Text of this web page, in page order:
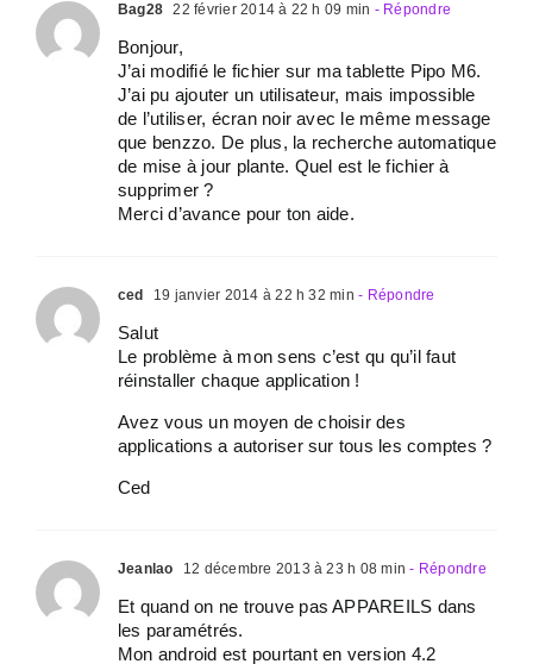
Bag28 22 février 2014 à 22 h 09 min - Répondre
Bonjour,
J’ai modifié le fichier sur ma tablette Pipo M6.
J’ai pu ajouter un utilisateur, mais impossible
de l’utiliser, écran noir avec le même message
que benzzo. De plus, la recherche automatique
de mise à jour plante. Quel est le fichier à
supprimer ?
Merci d’avance pour ton aide.
ced 19 janvier 2014 à 22 h 32 min - Répondre
Salut
Le problème à mon sens c’est qu qu’il faut
réinstaller chaque application !
Avez vous un moyen de choisir des
applications a autoriser sur tous les comptes ?
Ced
Jeanlao 12 décembre 2013 à 23 h 08 min - Répondre
Et quand on ne trouve pas APPAREILS dans
les paramétrés.
Mon android est pourtant en version 4.2